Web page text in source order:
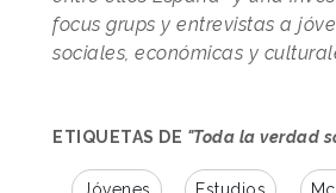
focus grups y entrevistas a
sociales, económicas y
ETIQUETAS DE "Toda la verdad
Jóvenes Estudios